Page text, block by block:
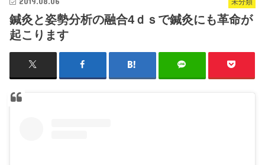
未分類
鍼灸と姿勢分析の融合4ｄｓで鍼灸にも革命が
起こります